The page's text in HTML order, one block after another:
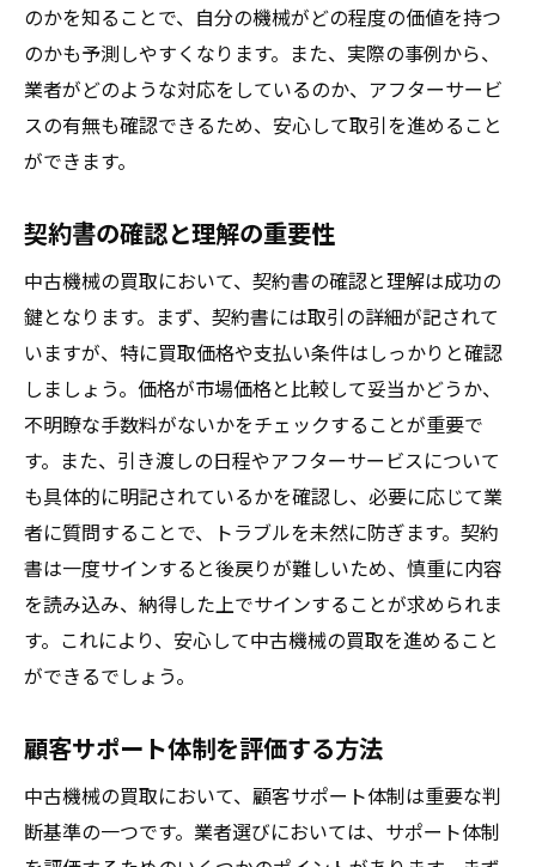
のかを知ることで、自分の機械がどの程度の価値を持つ
のかも予測しやすくなります。また、実際の事例から、
業者がどのような対応をしているのか、アフターサービ
スの有無も確認できるため、安心して取引を進めること
ができます。
契約書の確認と理解の重要性
中古機械の買取において、契約書の確認と理解は成功の
鍵となります。まず、契約書には取引の詳細が記されて
いますが、特に買取価格や支払い条件はしっかりと確認
しましょう。価格が市場価格と比較して妥当かどうか、
不明瞭な手数料がないかをチェックすることが重要で
す。また、引き渡しの日程やアフターサービスについて
も具体的に明記されているかを確認し、必要に応じて業
者に質問することで、トラブルを未然に防ぎます。契約
書は一度サインすると後戻りが難しいため、慎重に内容
を読み込み、納得した上でサインすることが求められま
す。これにより、安心して中古機械の買取を進めること
ができるでしょう。
顧客サポート体制を評価する方法
中古機械の買取において、顧客サポート体制は重要な判
断基準の一つです。業者選びにおいては、サポート体制